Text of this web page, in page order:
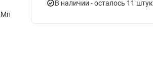
Мп
В наличии - осталось 11 штук